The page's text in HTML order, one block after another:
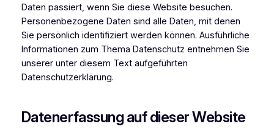
Daten passiert, wenn Sie diese Website besuchen.
Personenbezogene Daten sind alle Daten, mit denen
Sie persönlich identifiziert werden können. Ausführliche
Informationen zum Thema Datenschutz entnehmen Sie
unserer unter diesem Text aufgeführten
Datenschutzerklärung.
Datenerfassung auf dieser Website